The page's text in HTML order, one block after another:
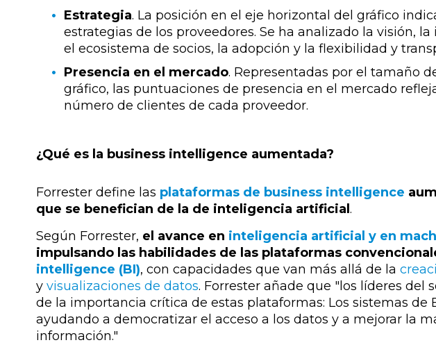
Estrategia. La posición en el eje horizontal del gráfico
estrategias de los proveedores. Se ha analizado la visión,
el ecosistema de socios, la adopción y la flexibilidad y
Presencia en el mercado. Representadas por el tamaño
gráfico, las puntuaciones de presencia en el mercado
número de clientes de cada proveedor.
¿Qué es la business intelligence aumentada?
Forrester define las plataformas de business intelligence
que se benefician de la de inteligencia artificial.
Según Forrester, el avance en inteligencia artificial y en
impulsando las habilidades de las plataformas
intelligence (BI), con capacidades que van más allá de la
y visualizaciones de datos. Forrester añade que "los líderes del
de la importancia crítica de estas plataformas: Los sistemas de
ayudando a democratizar el acceso a los datos y a mejorar la
información."